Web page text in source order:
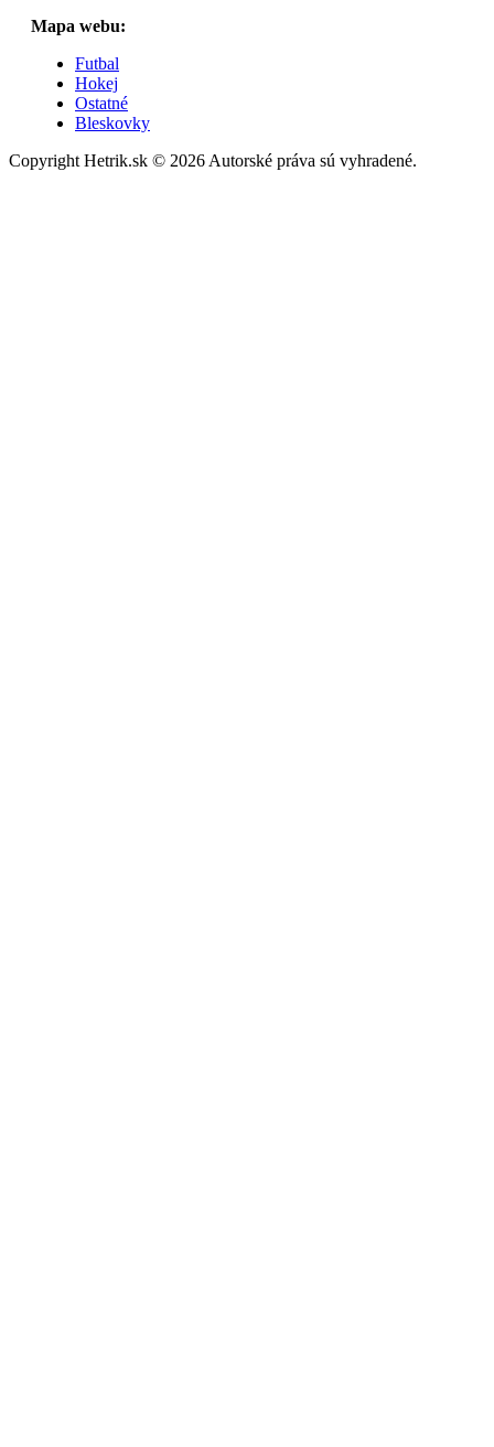
Mapa webu:
Futbal
Hokej
Ostatné
Bleskovky
Copyright Hetrik.sk © 2026 Autorské práva sú vyhradené.